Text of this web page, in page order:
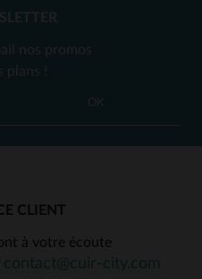
nos promos
!
OK
CLIENT
à votre écoute